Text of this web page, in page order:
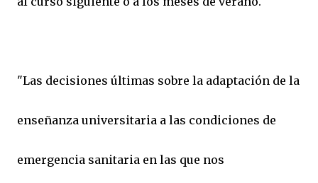
"Las decisiones últimas sobre la adaptación de la
enseñanza universitaria a las condiciones de
emergencia sanitaria en las que nos